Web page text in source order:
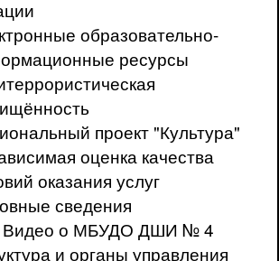
образовательно-
ресурсы
проект "Культура"
оценка качества
оказания услуг
сведения
Видео о МБУДО ДШИ № 4
и органы управления